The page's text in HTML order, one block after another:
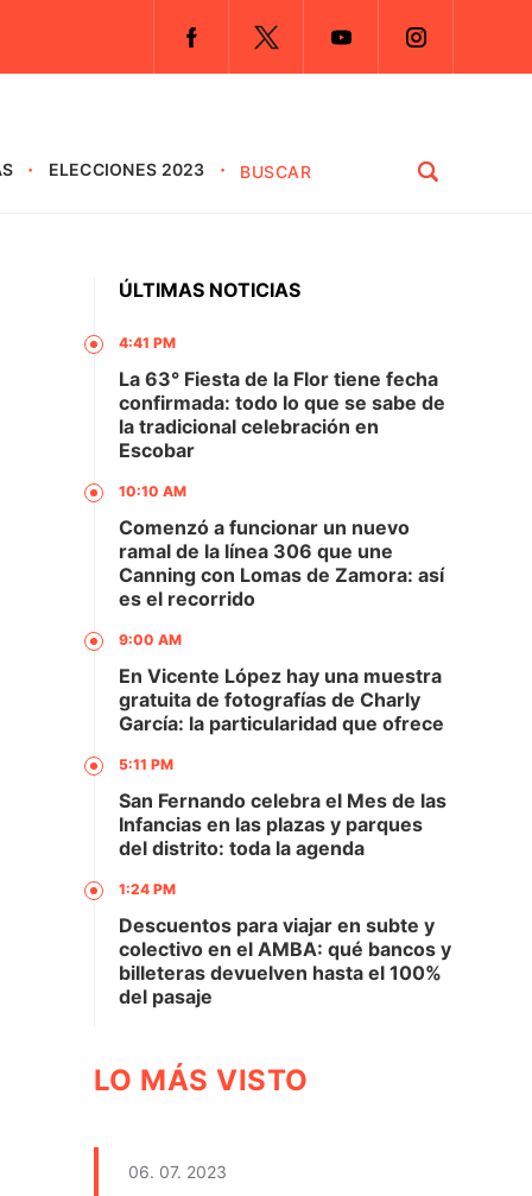
ELECCIONES 2023
ÚLTIMAS NOTICIAS
4:41 PM
La 63° Fiesta de la Flor tiene fecha
confirmada: todo lo que se sabe de
la tradicional celebración en
Escobar
10:10 AM
Comenzó a funcionar un nuevo
ramal de la línea 306 que une
Canning con Lomas de Zamora: así
es el recorrido
9:00 AM
En Vicente López hay una muestra
gratuita de fotografías de Charly
García: la particularidad que ofrece
5:11 PM
San Fernando celebra el Mes de las
Infancias en las plazas y parques
del distrito: toda la agenda
1:24 PM
Descuentos para viajar en subte y
colectivo en el AMBA: qué bancos y
billeteras devuelven hasta el 100%
del pasaje
LO MÁS VISTO
06. 07. 2023